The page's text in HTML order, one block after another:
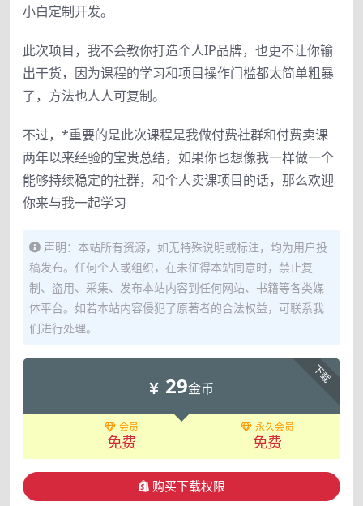
小白定制开发。
此次项目，我不会教你打造个人IP品牌，也更不让你输
出干货，因为课程的学习和项目操作门槛都太简单粗暴
了，方法也人人可复制。
不过，*重要的是此次课程是我做付费社群和付费卖课
两年以来经验的宝贵总结，如果你也想像我一样做一个
能够持续稳定的社群，和个人卖课项目的话，那么欢迎
你来与我一起学习
声明：本站所有资源，如无特殊说明或标注，均为用户投
稿发布。任何个人或组织，在未征得本站同意时，禁止复
制、盗用、采集、发布本站内容到任何网站、书籍等各类媒
体平台。如若本站内容侵犯了原著者的合法权益，可联系我
们进行处理。
下载
29金币
会员
免费
永久会员
免费
购买下载权限